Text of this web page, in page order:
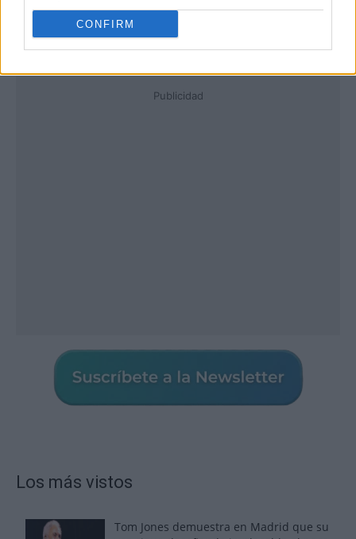
CONFIRM
Publicidad
Los más vistos
Tom Jones demuestra en Madrid que su